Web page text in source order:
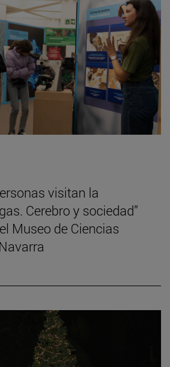
visitan la
Cerebro y sociedad”
Museo de Ciencias